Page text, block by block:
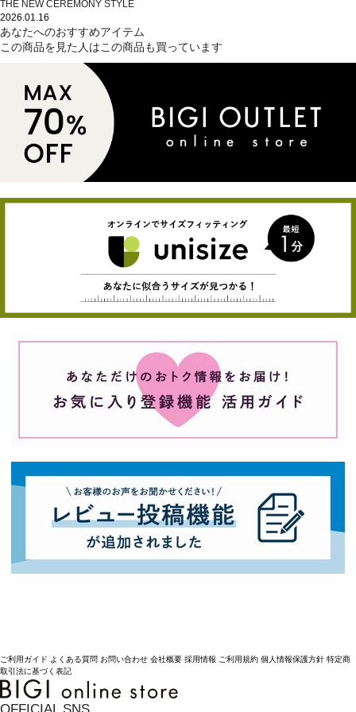
THE NEW CEREMONY STYLE
2026.01.16
あなたへのおすすめアイテム
この商品を見た人はこの商品も買っています
ご利用ガイド よくある質問 お問い合わせ 会社概要 採用情報 ご利用規約 個人情報保護方針 特定商
取引法に基づく表記
OFFICIAL SNS